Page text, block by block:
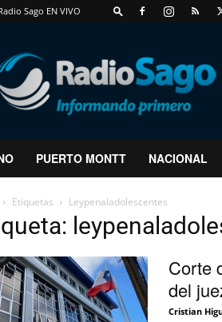
Sago EN VIVO
RadioSago
PUERTO MONTT NACIONAL
Etiquetas Leypenaladolescentes
Corte
del
Cristian